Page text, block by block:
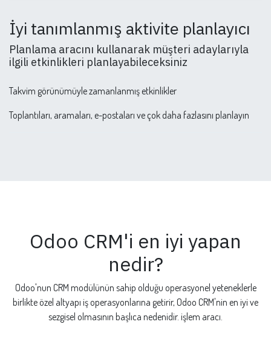
İyi tanımlanmış aktivite planlayıcı
Planlama aracını kullanarak müşteri adaylarıyla
ilgili etkinlikleri planlayabileceksiniz
Takvim görünümüyle zamanlanmış etkinlikler
Toplantıları, aramaları, e-postaları ve çok daha fazlasını planlayın
Odoo CRM'i en iyi yapan
nedir?
Odoo'nun CRM modülünün sahip olduğu operasyonel yeteneklerle
birlikte özel altyapı iş operasyonlarına getirir, Odoo CRM'nin en iyi ve
sezgisel olmasının başlıca nedenidir. işlem aracı.